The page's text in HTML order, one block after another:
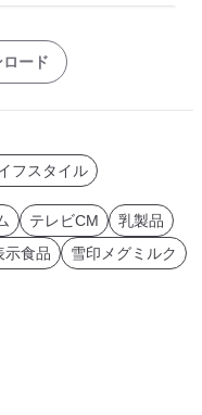
ード
フスタイル
テレビCM
乳製品
示食品
雪印メグミルク